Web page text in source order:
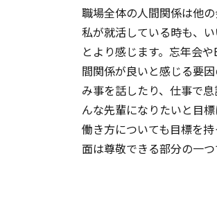
職場全体の人間関係は他
私が就活している時も、
とより感じます。忘年会
間関係が良いと感じる要
み事を話したり、仕事で
んな先輩になりたいと目
働き方についても目標を
面は尊敬できる部分の一つ